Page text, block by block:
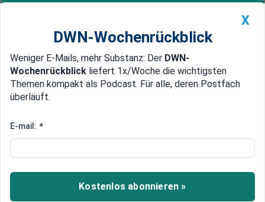
Newsticker MEIN DWN: Geldanlage Premium
Edelmetalle DWN-Magazin China
Deutsche Diplomatin Helga
Vollversammlung führen
193 Länder kommen in der Vollversammlung der
X
DWN-Wochenrückblick
Weniger E-Mails, mehr Substanz: Der DWN-
Wochenrückblick liefert 1x/Woche die wichtigsten
Themen kompakt als Podcast. Für alle, deren Postfach
überläuft.
E-mail: *
Kostenlos abonnieren »